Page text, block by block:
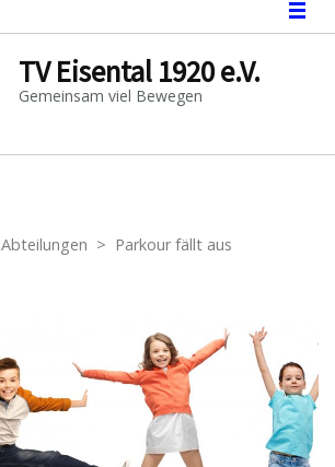
TV Eisental 1920 e.V.
Gemeinsam viel Bewegen
Abteilungen > Parkour fällt aus